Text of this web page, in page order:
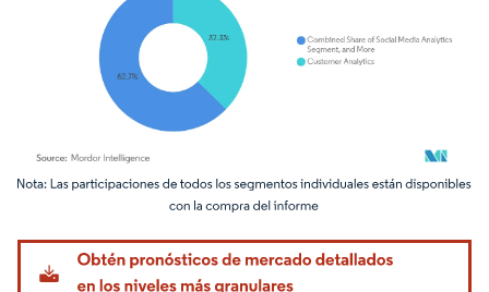
Imagen © Mordor Intelligence. El uso requiere atribución según CC BY 4.0.